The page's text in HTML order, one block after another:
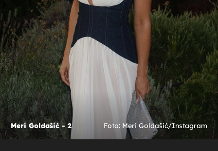
Meri Goldašić - 2 Foto: Meri Goldašić/Instagram